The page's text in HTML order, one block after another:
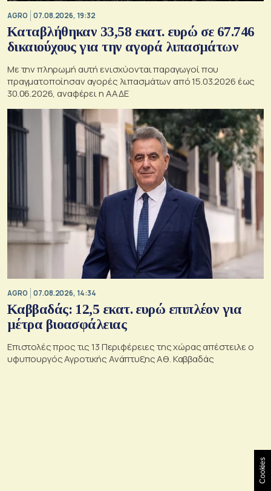
AGRO 07.08.2026, 19:32
Καταβλήθηκαν 33,58 εκατ. ευρώ σε 67.746
δικαιούχους για την αγορά λιπασμάτων
Με την πληρωμή αυτή ενισχύονται παραγωγοί που
πραγματοποίησαν αγορές λιπασμάτων από 15.03.2026 έως
30.06.2026, αναφέρει η ΑΑΔΕ
AGRO 07.08.2026, 14:34
Καββαδάς: 12,5 εκατ. ευρώ επιπλέον για
μέτρα βιοασφάλειας
Επιστολές προς τις 13 Περιφέρειες της χώρας απέστειλε ο
υφυπουργός Αγροτικής Ανάπτυξης Αθ. Καββαδάς
Cookies